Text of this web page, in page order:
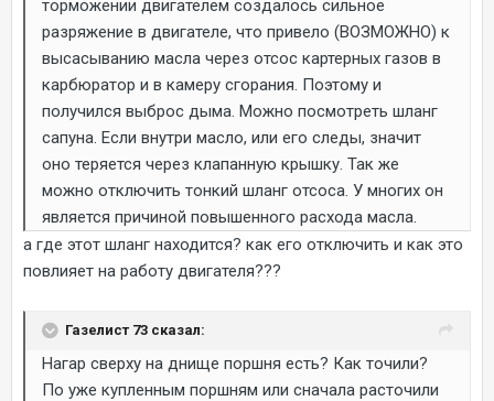
торможении двигателем создалось сильное
разряжение в двигателе, что привело (ВОЗМОЖНО) к
высасыванию масла через отсос картерных газов в
карбюратор и в камеру сгорания. Поэтому и
получился выброс дыма. Можно посмотреть шланг
сапуна. Если внутри масло, или его следы, значит
оно теряется через клапанную крышку. Так же
можно отключить тонкий шланг отсоса. У многих он
является причиной повышенного расхода масла.
а где этот шланг находится? как его отключить и как это
повлияет на работу двигателя???
Газелист 73 сказал:
Нагар сверху на днище поршня есть? Как точили?
По уже купленным поршням или сначала расточили